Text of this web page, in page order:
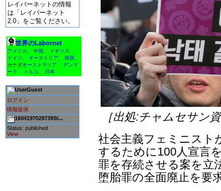
レイバーネットの情報
は「レイバーネット
2.0」をご覧ください。
世界のLabornet
アメリカ 中国 イギリス
ドイツ
オーストリア 韓国
カナダオーストラリア
デンマ
ーク
トルコ 日本
Guest
ログイン
情報提供
1604197029739St...
Status: published
View
［出処:チャムセサン
社会主義フェミニスト
するために100人宣言
罪を存続させる案を立
堕胎罪の全面廃止を要